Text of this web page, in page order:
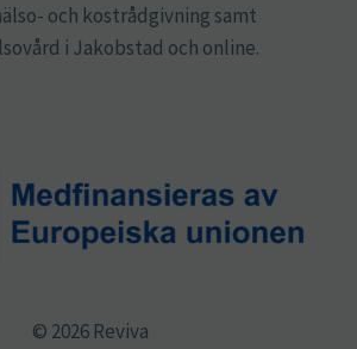
och kostrådgivning samt
i Jakobstad och online.
© 2026 Reviva